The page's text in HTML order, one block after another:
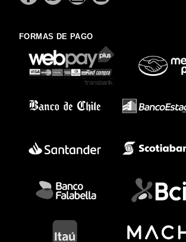
FORMAS DE PAGO